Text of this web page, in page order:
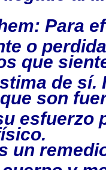
Para
o
que
de sí.
son
esfuerzo
un